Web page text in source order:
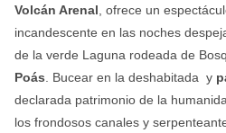
Volcán Arenal , ofrece un
incandescente en las noches
de la verde Laguna rodeada de
Poás . Bucear en la deshabitada y
declarada patrimonio de la
los frondosos canales y